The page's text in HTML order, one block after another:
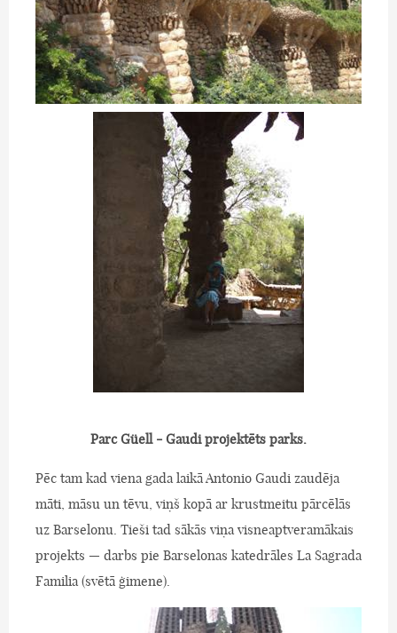
Parc Güell - Gaudi projektēts parks.
Pēc tam kad viena gada laikā Antonio Gaudi zaudēja
māti, māsu un tēvu, viņš kopā ar krustmeitu pārcēlās
uz Barselonu. Tieši tad sākās viņa visneaptveramākais
projekts — darbs pie Barselonas katedrāles La Sagrada
Familia (svētā ģimene).